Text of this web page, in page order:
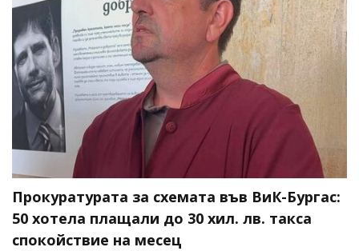
Прокуратурата за схемата във ВиК-Бургас:
50 хотела плащали до 30 хил. лв. такса
спокойствие на месец